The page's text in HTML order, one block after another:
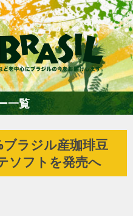
ム
一覧
ラジル産珈琲豆
ソフトを発売へ